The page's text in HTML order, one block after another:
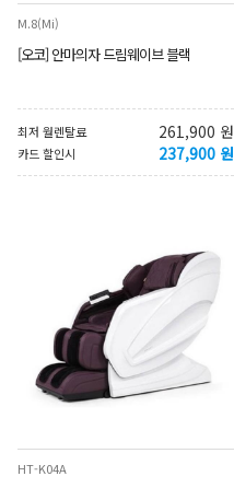
M.8(Mi)
[오코] 안마의자 드림웨이브 블랙
최저 월렌탈료 261,900 원
카드 할인시 237,900 원
HT-K04A